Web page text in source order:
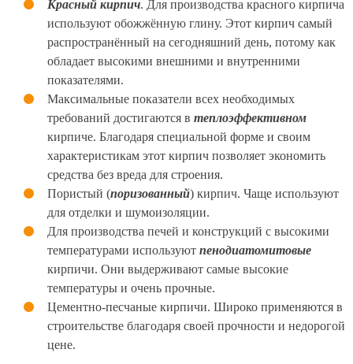
Красный кирпич. Для производства красного кирпича
используют обожжённую глину. Этот кирпич самый
распространённый на сегодняшний день, потому как
обладает высокими внешними и внутренними
показателями.
Максимальные показатели всех необходимых
требований достигаются в теплоэффективном
кирпиче. Благодаря специальной форме и своим
характеристикам этот кирпич позволяет экономить
средства без вреда для строения.
Пористый (поризованный) кирпич. Чаще используют
для отделки и шумоизоляции.
Для производства печей и конструкций с высокими
температурами используют пенодиатомитовые
кирпичи. Они выдерживают самые высокие
температуры и очень прочные.
Цементно-песчаные кирпичи. Широко применяются в
строительстве благодаря своей прочности и недорогой
цене.